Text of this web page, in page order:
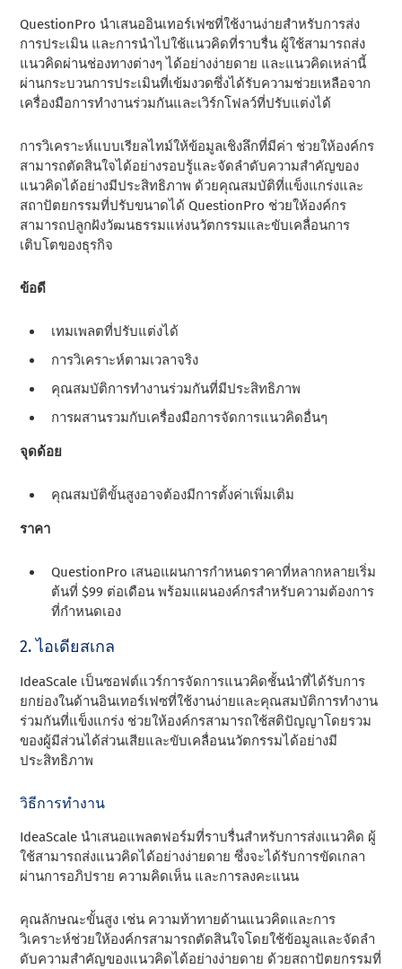
QuestionPro นําเสนออินเทอร์เฟซที่ใช้งานง่ายสําหรับการส่ง
การประเมิน และการนําไปใช้แนวคิดที่ราบรื่น ผู้ใช้สามารถส่ง
แนวคิดผ่านช่องทางต่างๆ ได้อย่างง่ายดาย และแนวคิดเหล่านี้
ผ่านกระบวนการประเมินที่เข้มงวดซึ่งได้รับความช่วยเหลือจาก
เครื่องมือการทํางานร่วมกันและเวิร์กโฟลว์ที่ปรับแต่งได้
การวิเคราะห์แบบเรียลไทม์ให้ข้อมูลเชิงลึกที่มีค่า ช่วยให้องค์กร
สามารถตัดสินใจได้อย่างรอบรู้และจัดลําดับความสําคัญของ
แนวคิดได้อย่างมีประสิทธิภาพ ด้วยคุณสมบัติที่แข็งแกร่งและ
สถาปัตยกรรมที่ปรับขนาดได้ QuestionPro ช่วยให้องค์กร
สามารถปลูกฝังวัฒนธรรมแห่งนวัตกรรมและขับเคลื่อนการ
เติบโตของธุรกิจ
ข้อดี
เทมเพลตที่ปรับแต่งได้
การวิเคราะห์ตามเวลาจริง
คุณสมบัติการทํางานร่วมกันที่มีประสิทธิภาพ
การผสานรวมกับเครื่องมือการจัดการแนวคิดอื่นๆ
จุดด้อย
คุณสมบัติขั้นสูงอาจต้องมีการตั้งค่าเพิ่มเติม
ราคา
QuestionPro เสนอแผนการกําหนดราคาที่หลากหลายเริ่ม
ต้นที่ $99 ต่อเดือน พร้อมแผนองค์กรสําหรับความต้องการ
ที่กําหนดเอง
2. ไอเดียสเกล
IdeaScale เป็นซอฟต์แวร์การจัดการแนวคิดชั้นนําที่ได้รับการ
ยกย่องในด้านอินเทอร์เฟซที่ใช้งานง่ายและคุณสมบัติการทํางาน
ร่วมกันที่แข็งแกร่ง ช่วยให้องค์กรสามารถใช้สติปัญญาโดยรวม
ของผู้มีส่วนได้ส่วนเสียและขับเคลื่อนนวัตกรรมได้อย่างมี
ประสิทธิภาพ
วิธีการทํางาน
IdeaScale นําเสนอแพลตฟอร์มที่ราบรื่นสําหรับการส่งแนวคิด ผู้
ใช้สามารถส่งแนวคิดได้อย่างง่ายดาย ซึ่งจะได้รับการขัดเกลา
ผ่านการอภิปราย ความคิดเห็น และการลงคะแนน
คุณลักษณะขั้นสูง เช่น ความท้าทายด้านแนวคิดและการ
วิเคราะห์ช่วยให้องค์กรสามารถตัดสินใจโดยใช้ข้อมูลและจัดลํา
ดับความสําคัญของแนวคิดได้อย่างง่ายดาย ด้วยสถาปัตยกรรมที่